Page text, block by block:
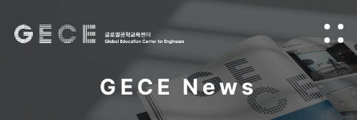
GECE News